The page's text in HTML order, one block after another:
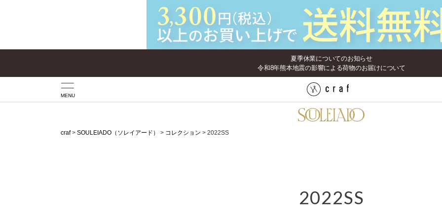
夏季休業についてのお知らせ
令和8年熊本地震の影響による荷物のお届けについて
MENU
craf SOULEIADO（ソレイアード） コレクション 2022SS
2022SS